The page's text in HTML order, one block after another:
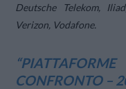
Deutsche Telekom,
Verizon, Vodafone.
CONFRONTO –